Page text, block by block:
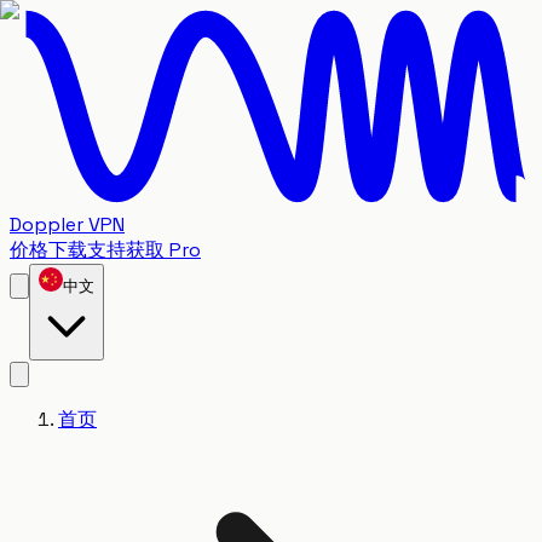
Doppler VPN
价格下载支持获取 Pro
中文
首页